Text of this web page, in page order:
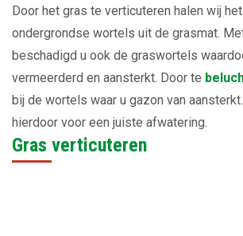
Door het gras te verticuteren halen wij
ondergrondse wortels uit de grasmat.
beschadigd u ook de graswortels
vermeerderd en aansterkt. Door te
bij de wortels waar u gazon van
hierdoor voor een juiste afwatering.
Gras verticuteren